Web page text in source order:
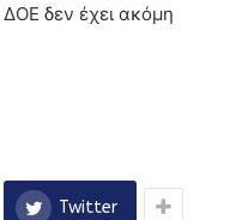
ΔΟΕ δεν έχει ακόμη
Twitter